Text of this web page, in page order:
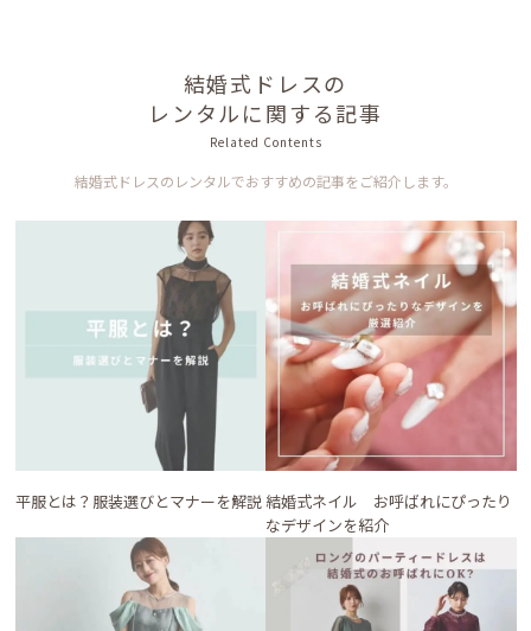
結婚式ドレスの
レンタルに関する記事
Related Contents
結婚式ドレスのレンタルでおすすめの記事をご紹介します。
平服とは？服装選びとマナーを解説 結婚式ネイル お呼ばれにぴったり
なデザインを紹介